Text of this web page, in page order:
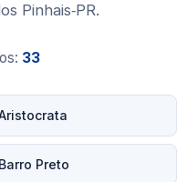
Pinhais‑PR.
33
Preto